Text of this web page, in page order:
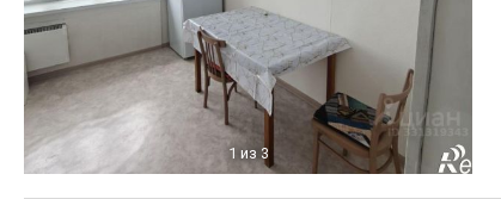
1 из 3